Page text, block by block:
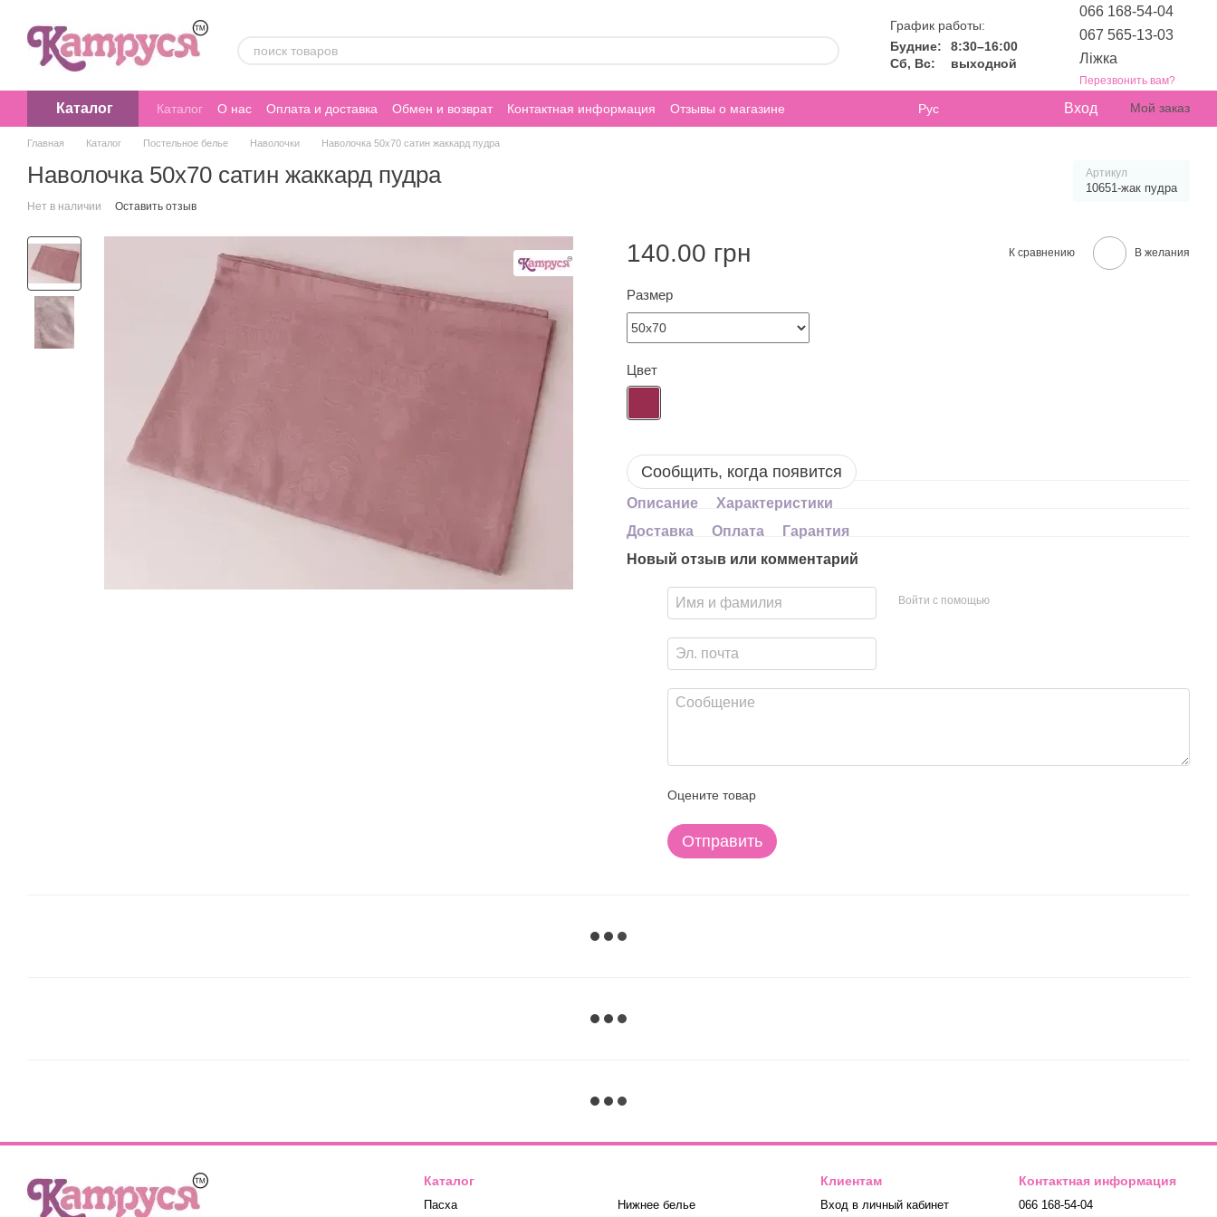
График работы:
Будние:
8:30–16:00
Сб, Вс:
выходной
066 168-54-04
067 565-13-03
Ліжка
Перезвонить вам?
Каталог Каталог О нас Оплата и доставка Обмен и возврат Контактная информация Отзывы о магазине Рус Вход Мой заказ
Главная Каталог Постельное белье Наволочки Наволочка 50х70 сатин жаккард пудра
Наволочка 50х70 сатин жаккард пудра Артикул
10651-жак пудра
Нет в наличии Оставить отзыв
140.00 грн К сравнению В желания
Размер
Цвет
Сообщить, когда появится
Описание
Характеристики
Доставка
Оплата
Гарантия
Новый отзыв или комментарий
Войти с помощью
Оцените товар
Отправить
Каталог
Пасха Нижнее белье
Клиентам
Вход в личный кабинет
Контактная информация
066 168-54-04